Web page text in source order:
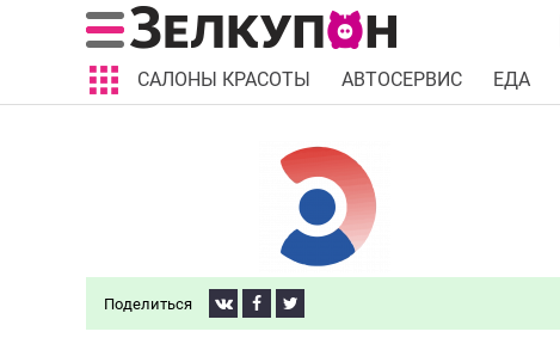
САЛОНЫ КРАСОТЫ АВТОСЕРВИС ЕДА
Поделиться